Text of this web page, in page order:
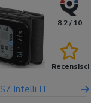
8.2 / 10
Recensisci
Intelli IT